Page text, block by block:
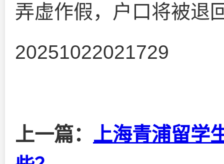
弄虚作假，户口将被退
20251022021729
上一篇： 上海青浦留学